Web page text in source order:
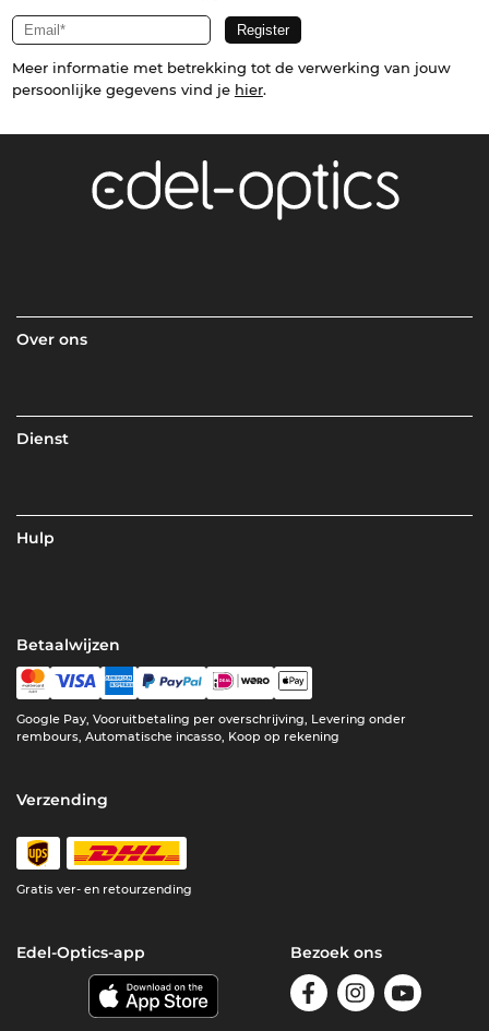
Meer informatie met betrekking tot de verwerking van jouw
persoonlijke gegevens vind je hier.
Over ons
Dienst
Hulp
Betaalwijzen
Google Pay, Vooruitbetaling per overschrijving, Levering onder
rembours, Automatische incasso, Koop op rekening
Verzending
Gratis ver- en retourzending
Edel-Optics-app Bezoek ons